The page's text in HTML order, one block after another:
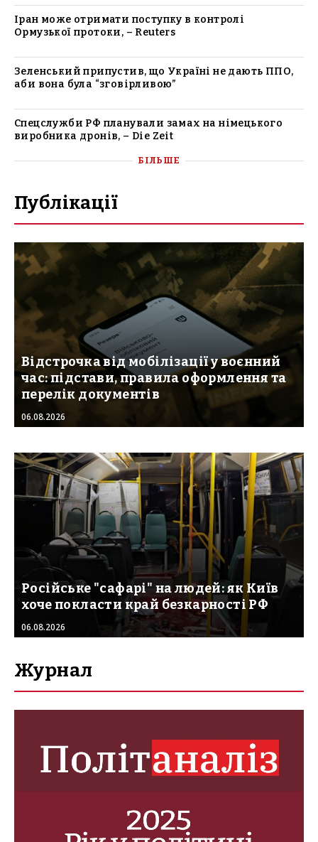
Іран може отримати поступку в контролі
Ормузької протоки, – Reuters
Зеленський припустив, що Україні не дають ППО,
аби вона була “зговірливою”
Спецслужби РФ планували замах на німецького
виробника дронів, – Die Zeit
БІЛЬШЕ
Публікації
Відстрочка від мобілізації у воєнний
час: підстави, правила оформлення та
перелік документів
06.08.2026
Російське "сафарі" на людей: як Київ
хоче покласти край безкарності РФ
06.08.2026
Журнал